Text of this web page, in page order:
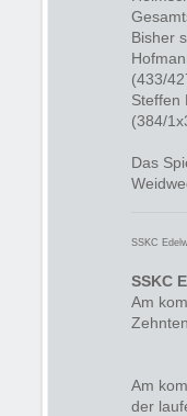
Bisher
(433/
Steffen
(384/
Das
SSKC
SSKC
Am
Am
der